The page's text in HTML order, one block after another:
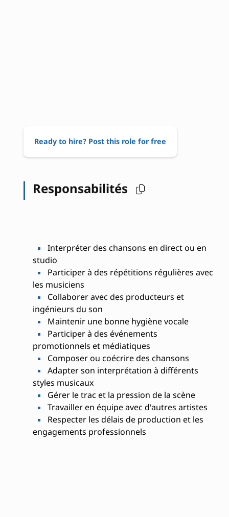
Ready to hire? Post this role for free
Responsabilités
Interpréter des chansons en direct ou en
studio
Participer à des répétitions régulières avec
les musiciens
Collaborer avec des producteurs et
ingénieurs du son
Maintenir une bonne hygiène vocale
Participer à des événements
promotionnels et médiatiques
Composer ou coécrire des chansons
Adapter son interprétation à différents
styles musicaux
Gérer le trac et la pression de la scène
Travailler en équipe avec d'autres artistes
Respecter les délais de production et les
engagements professionnels